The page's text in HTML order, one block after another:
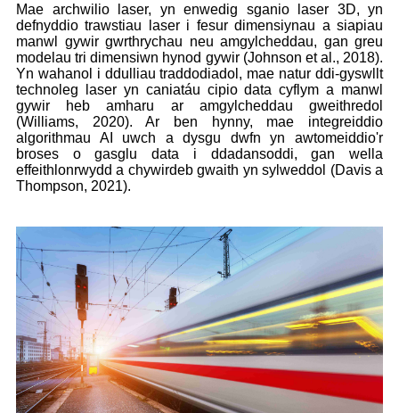
Mae archwilio laser, yn enwedig sganio laser 3D, yn
defnyddio trawstiau laser i fesur dimensiynau a siapiau
manwl gywir gwrthrychau neu amgylcheddau, gan greu
modelau tri dimensiwn hynod gywir (Johnson et al., 2018).
Yn wahanol i ddulliau traddodiadol, mae natur ddi-gyswllt
technoleg laser yn caniatáu cipio data cyflym a manwl
gywir heb amharu ar amgylcheddau gweithredol
(Williams, 2020). Ar ben hynny, mae integreiddio
algorithmau AI uwch a dysgu dwfn yn awtomeiddio'r
broses o gasglu data i ddadansoddi, gan wella
effeithlonrwydd a chywirdeb gwaith yn sylweddol (Davis a
Thompson, 2021).